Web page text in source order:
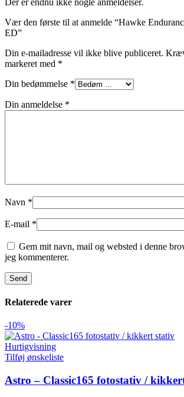
Vær den første til at anmelde “Hawke
ED”
Din e-mailadresse vil ikke blive publiceret.
markeret med *
Din bedømmelse *
Din anmeldelse *
Navn *
E-mail *
Gem mit navn, mail og websted i denne
jeg kommenterer.
Relaterede varer
-10%
Hurtigvisning
Tilføj ønskeliste
Astro – Classic165 fotostativ /